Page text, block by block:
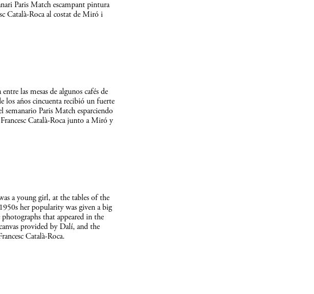
Paris Match escampant pintura
Català-Roca al costat de Miró i
las mesas de algunos cafés de
los años cincuenta recibió un fuerte
semanario Paris Match esparciendo
Català-Roca junto a Miró y
a young girl, at the tables of the
her popularity was given a big
that appeared in the
provided by Dalí, and the
Català-Roca.